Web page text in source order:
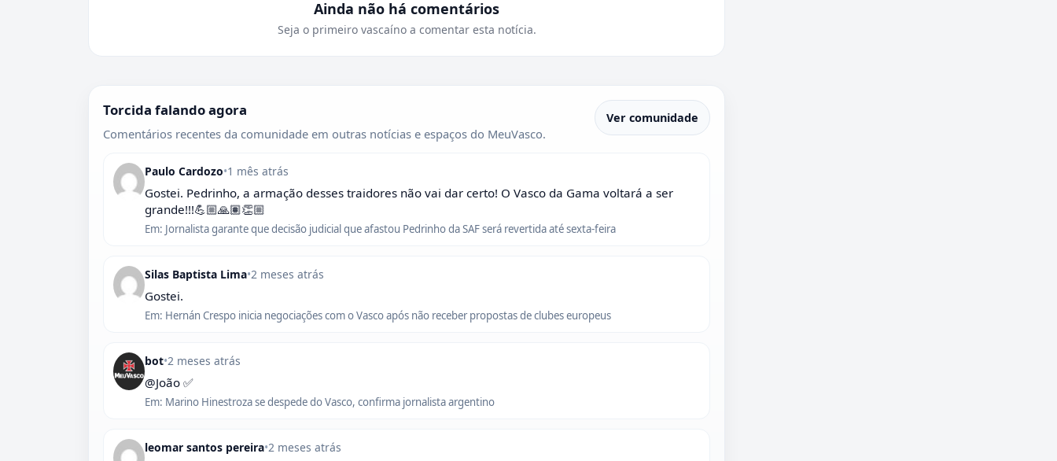
Ainda não há comentários
Seja o primeiro vascaíno a comentar esta notícia.
Torcida falando agora
Comentários recentes da comunidade em outras notícias e espaços do MeuVasco.
Ver comunidade
Paulo Cardozo•1 mês atrás
Gostei. Pedrinho, a armação desses traidores não vai dar certo! O Vasco da Gama voltará a ser
grande!!!💪🏼🙏🏽👏🏼
Em: Jornalista garante que decisão judicial que afastou Pedrinho da SAF será revertida até sexta-feira
Silas Baptista Lima•2 meses atrás
Gostei.
Em: Hernán Crespo inicia negociações com o Vasco após não receber propostas de clubes europeus
bot•2 meses atrás
@João ✅
Em: Marino Hinestroza se despede do Vasco, confirma jornalista argentino
leomar santos pereira•2 meses atrás